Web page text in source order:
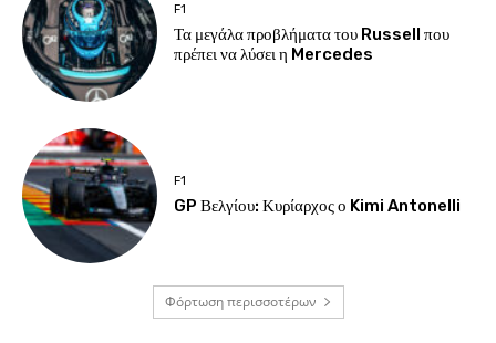
F1
Τα μεγάλα προβλήματα του Russell που
πρέπει να λύσει η Mercedes
F1
GP Βελγίου: Κυρίαρχος ο Kimi Antonelli
Φόρτωση περισσοτέρων